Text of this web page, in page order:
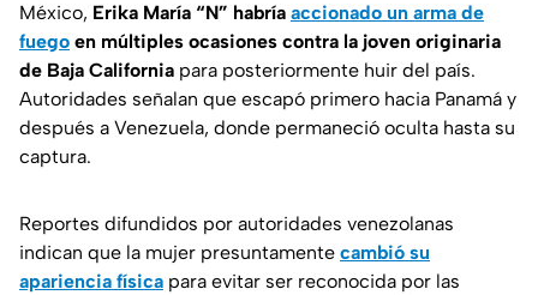
México, Erika María “N” habría accionado un arma de
fuego en múltiples ocasiones contra la joven originaria
de Baja California para posteriormente huir del país.
Autoridades señalan que escapó primero hacia Panamá y
después a Venezuela, donde permaneció oculta hasta su
captura.
Reportes difundidos por autoridades venezolanas
indican que la mujer presuntamente cambió su
apariencia física para evitar ser reconocida por las